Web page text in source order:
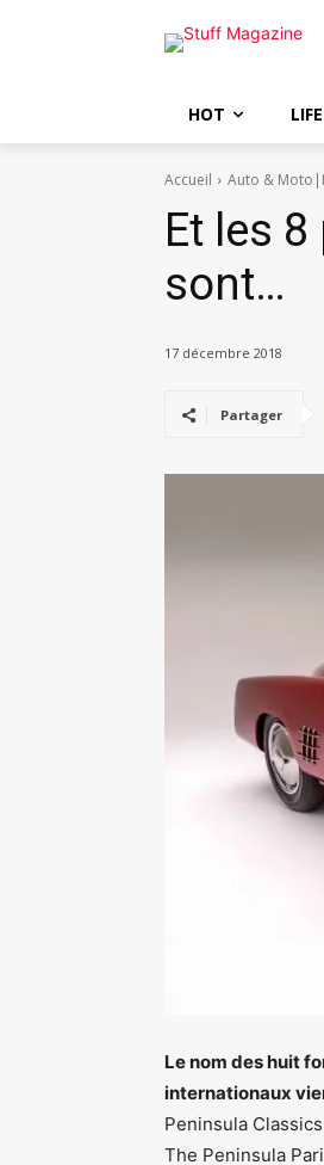
HOT
Accueil Auto &
Et les
sont…
17 décembre 2018
Partager
Le nom des huit
internationaux
Peninsula
The Peninsula